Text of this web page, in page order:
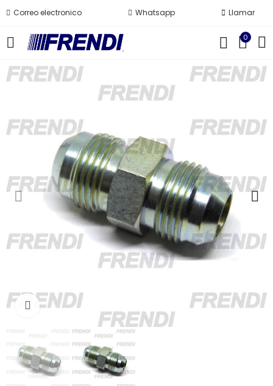
Correo electronico Whatsapp Llamar
0
Click para agrandar